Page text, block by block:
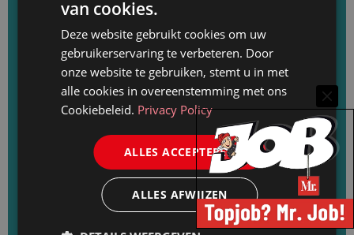
Het belangrijkste nieuws wekelijks in uw inbox?
Abonneer u op de Mr. nieuwsbrief: elke
dinsdag rond de lunch een update van het
nieuws van de afgelopen week, de laatste
loopbaanwijzigingen en de recentste
vacatures. Meld u direct aan en ontvang
elke dinsdag de Mr. nieuwsbrief.
van cookies.
Deze website gebruikt cookies om uw
gebruikerservaring te verbeteren. Door
onze website te gebruiken, stemt u in met
alle cookies in overeenstemming met ons
Cookiebeleid. Privacy Policy
ALLES ACCEPTEREN
ALLES AFWIJZEN